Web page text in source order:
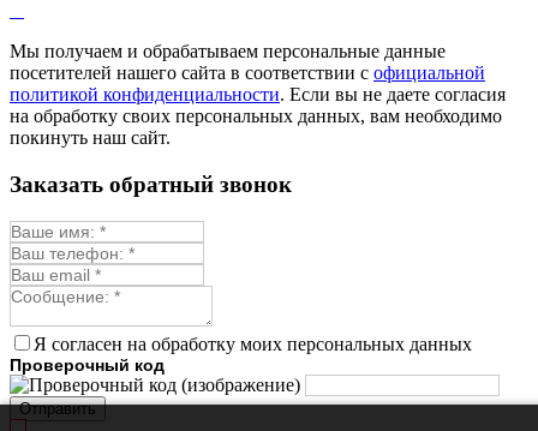
Мы получаем и обрабатываем персональные данные
посетителей нашего сайта в соответствии с официальной
политикой конфиденциальности. Если вы не даете согласия
на обработку своих персональных данных, вам необходимо
покинуть наш сайт.
Заказать обратный звонок
Я согласен на обработку моих персональных данных
Проверочный код
Отправить